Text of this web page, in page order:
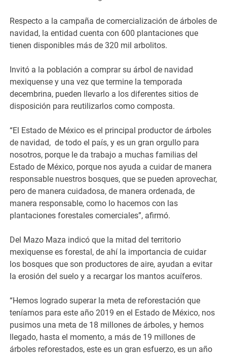
Respecto a la campaña de comercialización de árboles de
navidad, la entidad cuenta con 600 plantaciones que
tienen disponibles más de 320 mil arbolitos.
Invitó a la población a comprar su árbol de navidad
mexiquense y una vez que termine la temporada
decembrina, pueden llevarlo a los diferentes sitios de
disposición para reutilizarlos como composta.
“El Estado de México es el principal productor de árboles
de navidad, de todo el país, y es un gran orgullo para
nosotros, porque le da trabajo a muchas familias del
Estado de México, porque nos ayuda a cuidar de manera
responsable nuestros bosques, que se pueden aprovechar,
pero de manera cuidadosa, de manera ordenada, de
manera responsable, como lo hacemos con las
plantaciones forestales comerciales”, afirmó.
Del Mazo Maza indicó que la mitad del territorio
mexiquense es forestal, de ahí la importancia de cuidar
los bosques que son productores de aire, ayudan a evitar
la erosión del suelo y a recargar los mantos acuíferos.
“Hemos logrado superar la meta de reforestación que
teníamos para este año 2019 en el Estado de México, nos
pusimos una meta de 18 millones de árboles, y hemos
llegado, hasta el momento, a más de 19 millones de
árboles reforestados, este es un gran esfuerzo, es un año